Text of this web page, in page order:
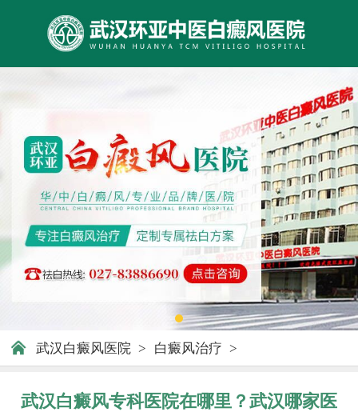
武汉白癜风医院 > 白癜风治疗 >
武汉白癜风专科医院在哪里？武汉哪家医